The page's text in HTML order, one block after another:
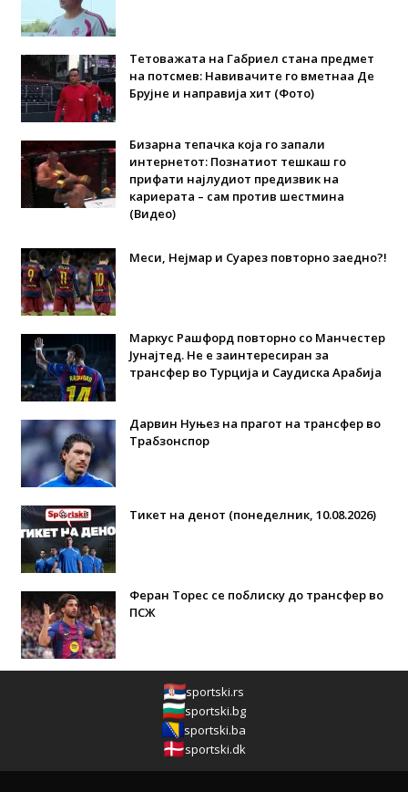
Тетоважата на Габриел стана предмет
на потсмев: Навивачите го вметнаа Де
Брујне и направија хит (Фото)
Бизарна тепачка која го запали
интернетот: Познатиот тешкаш го
прифати најлудиот предизвик на
кариерата – сам против шестмина
(Видео)
Меси, Нејмар и Суарез повторно заедно?!
Маркус Рашфорд повторно со Манчестер
Јунајтед. Не е заинтересиран за
трансфер во Турција и Саудиска Арабија
Дарвин Нуњез на прагот на трансфер во
Трабзонспор
Тикет на денот (понеделник, 10.08.2026)
Феран Торес се поблиску до трансфер во
ПСЖ
sportski.rs
sportski.bg
sportski.ba
sportski.dk